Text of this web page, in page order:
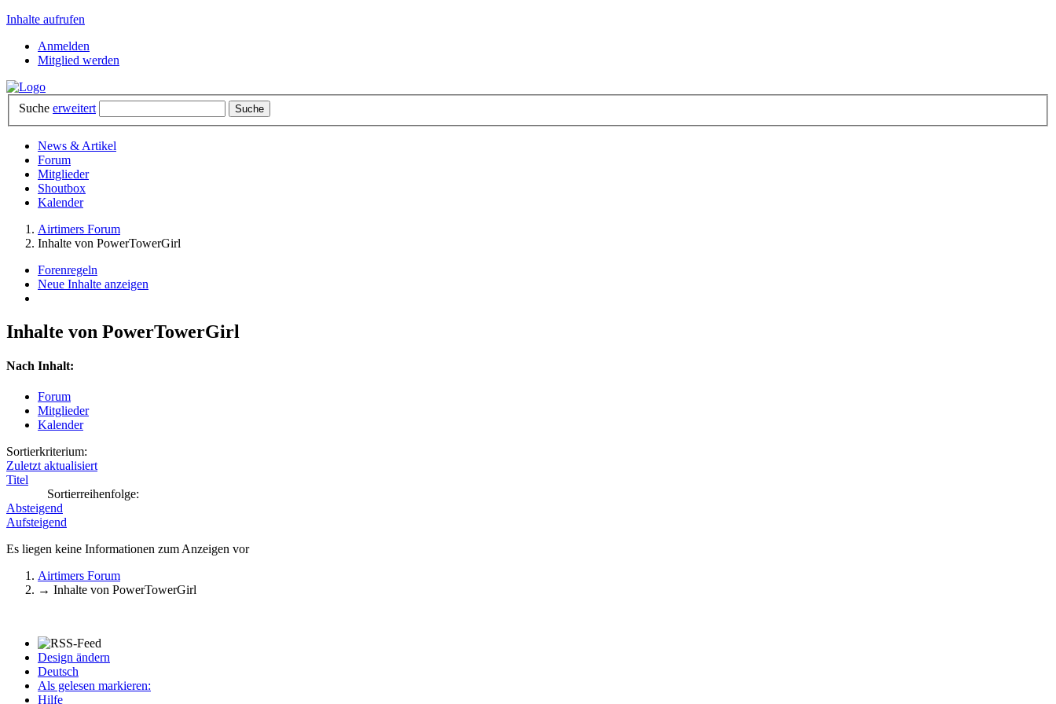
Inhalte aufrufen
Anmelden
Mitglied werden
Suche erweitert
News & Artikel
Forum
Mitglieder
Shoutbox
Kalender
Airtimers Forum
Inhalte von PowerTowerGirl
Forenregeln
Neue Inhalte anzeigen
Inhalte von PowerTowerGirl
Nach Inhalt:
Forum
Mitglieder
Kalender
Sortierkriterium:
Zuletzt aktualisiert
Titel
Sortierreihenfolge:
Absteigend
Aufsteigend
Es liegen keine Informationen zum Anzeigen vor
Airtimers Forum
→ Inhalte von PowerTowerGirl
Design ändern
Deutsch
Als gelesen markieren:
Hilfe